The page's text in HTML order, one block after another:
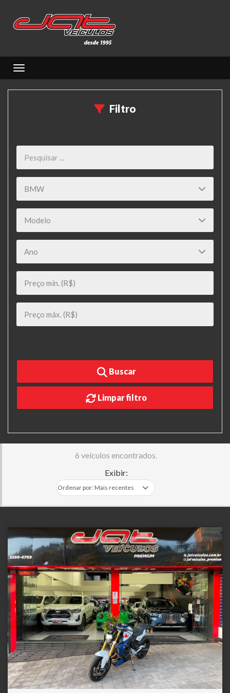
Toggle navigation
6 veículos encontrados.
Exibir:
Filtro
Buscar
Limpar filtro